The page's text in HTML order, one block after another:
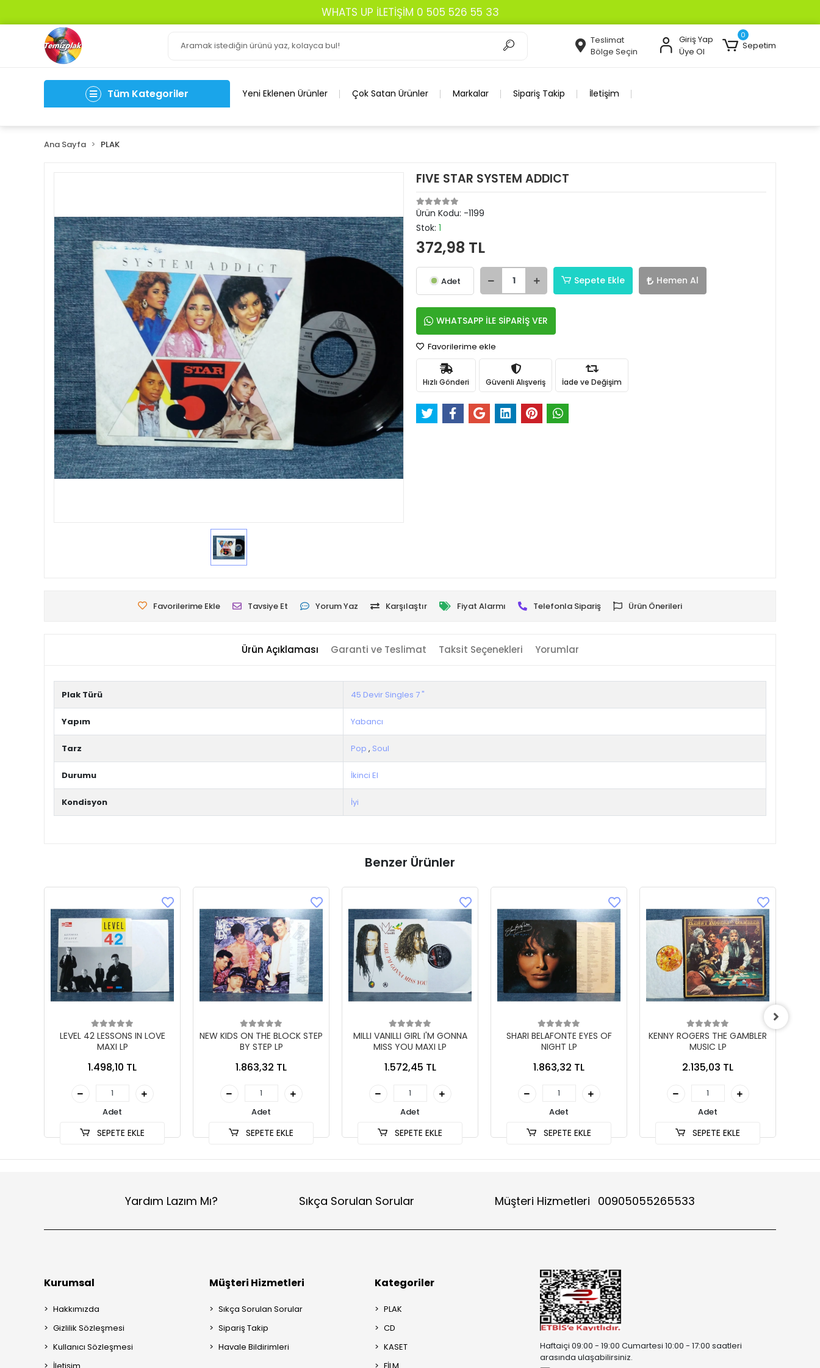
WHATS UP İLETİŞİM 0 505 526 55 33
Teslimat
Bölge Seçin
Giriş Yap
Üye Ol
0
Sepetim
Tüm Kategoriler Yeni Eklenen Ürünler Çok Satan Ürünler Markalar Sipariş Takip İletişim
Ana Sayfa PLAK
FIVE STAR SYSTEM ADDICT
Ürün Kodu: -1199
Stok: 1
372,98 TL
Adet Sepete Ekle Hemen Al
WHATSAPP İLE SİPARİŞ VER
Favorilerime ekle
Hızlı Gönderi Güvenli Alışveriş İade ve Değişim
Favorilerime Ekle Tavsiye Et Yorum Yaz Karşılaştır Fiyat Alarmı Telefonla Sipariş Ürün Önerileri
Ürün Açıklaması Garanti ve Teslimat Taksit Seçenekleri Yorumlar
Plak Türü 45 Devir Singles 7 "
Yapım Yabancı
Tarz Pop , Soul
Durumu İkinci El
Kondisyon İyi
Benzer Ürünler
LEVEL 42 LESSONS IN LOVE
MAXI LP
1.498,10 TL
Adet
SEPETE EKLE
NEW KIDS ON THE BLOCK STEP
BY STEP LP
1.863,32 TL
Adet
SEPETE EKLE
MILLI VANILLI GIRL I'M GONNA
MISS YOU MAXI LP
1.572,45 TL
Adet
SEPETE EKLE
SHARI BELAFONTE EYES OF
NIGHT LP
1.863,32 TL
Adet
SEPETE EKLE
KENNY ROGERS THE GAMBLER
MUSIC LP
2.135,03 TL
Adet
SEPETE EKLE
Yardım Lazım Mı? Sıkça Sorulan Sorular Müşteri Hizmetleri 00905055265533
Kurumsal
Hakkımızda
Gizlilik Sözleşmesi
Kullanıcı Sözleşmesi
Müşteri Hizmetleri
Sıkça Sorulan Sorular
Sipariş Takip
Havale Bildirimleri
Kategoriler
PLAK
CD
KASET
Haftaiçi 09:00 - 19:00 Cumartesi 10:00 - 17:00 saatleri
arasında ulaşabilirsiniz.